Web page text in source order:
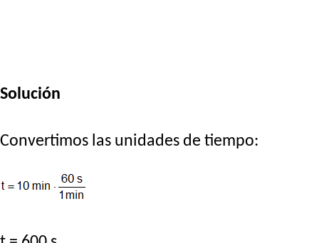
Solución
Convertimos las unidades de tiempo: